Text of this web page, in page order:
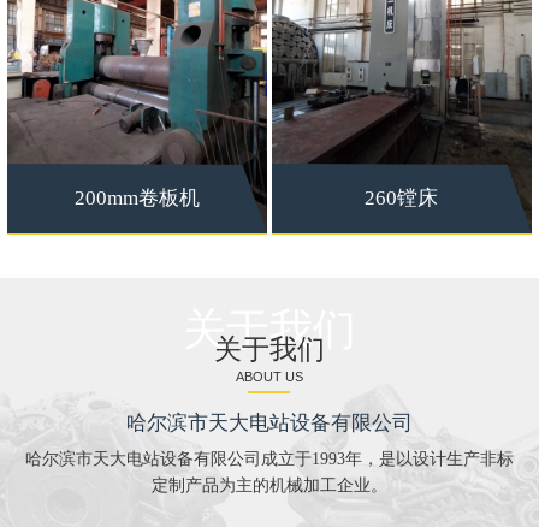
200mm卷板机 260镗床
关于我们
关于我们
ABOUT US
哈尔滨市天大电站设备有限公司
哈尔滨市天大电站设备有限公司成立于1993年，是以设计生产非标
定制产品为主的机械加工企业。